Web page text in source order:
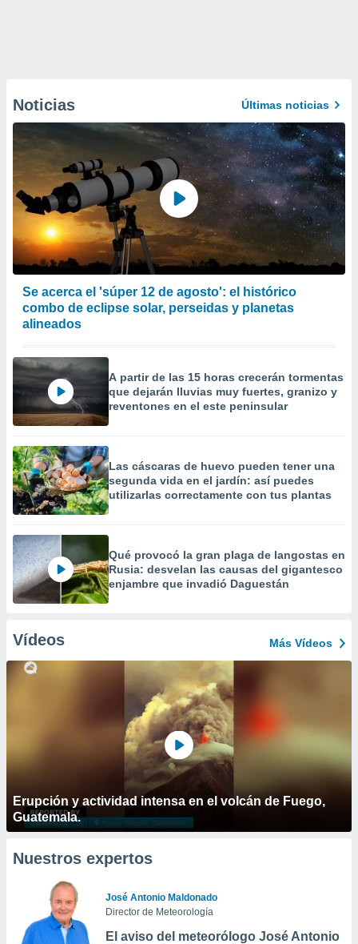
Noticias Últimas noticias
Se acerca el 'súper 12 de agosto': el histórico
combo de eclipse solar, perseidas y planetas
alineados
A partir de las 15 horas crecerán tormentas
que dejarán lluvias muy fuertes, granizo y
reventones en el este peninsular
Las cáscaras de huevo pueden tener una
segunda vida en el jardín: así puedes
utilizarlas correctamente con tus plantas
Qué provocó la gran plaga de langostas en
Rusia: desvelan las causas del gigantesco
enjambre que invadió Daguestán
Vídeos Más Vídeos
Erupción y actividad intensa en el volcán de Fuego,
Guatemala.
Nuestros expertos
José Antonio Maldonado
Director de Meteorología
El aviso del meteorólogo José Antonio